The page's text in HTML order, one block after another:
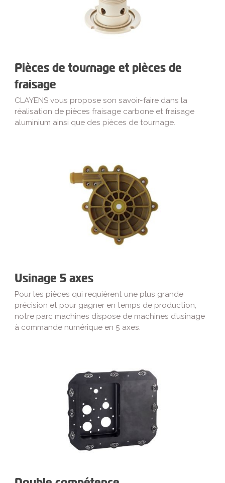
Pièces de tournage et pièces de
fraisage
CLAYENS vous propose son savoir-faire dans la
réalisation de pièces fraisage carbone et fraisage
aluminium ainsi que des pièces de tournage.
Usinage 5 axes
Pour les pièces qui requièrent une plus grande
précision et pour gagner en temps de production,
notre parc machines dispose de machines d’usinage
à commande numérique en 5 axes.